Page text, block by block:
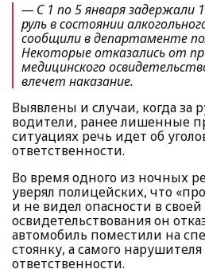
— С 1 по 5 января задержали
руль в состоянии
сообщили в департаменте
Некоторые отказались от
медицинского
влечет наказание.
Выявлены и случаи, когда за
водители, ранее лишенные
ситуациях речь идет об
ответственности.
Во время одного из ночных
уверял полицейских, что
и не видел опасности в
освидетельствования он
автомобиль поместили на
стоянку, а самого
ответственности.